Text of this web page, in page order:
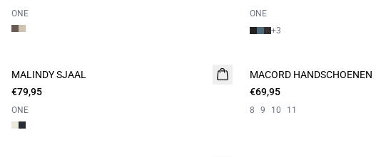
ONE
ONE
+3
MALINDY SJAAL
€79,95
ONE
MACORD HANDSCHOENEN
€69,95
8 9 10 11